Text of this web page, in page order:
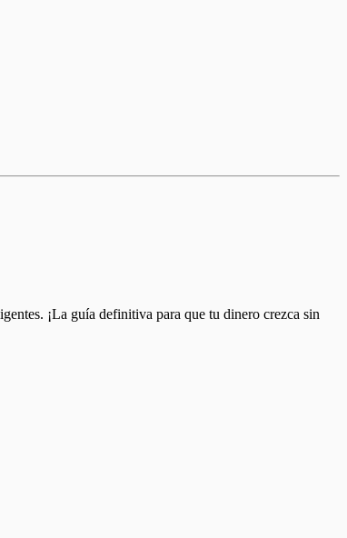
¡La guía definitiva para que tu dinero crezca sin